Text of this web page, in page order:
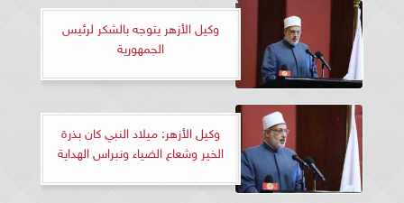
وكيل الأزهر يتوجه بالشكر لرئيس
الجمهورية
وكيل الأزهر: ميلاد النبي كان بذرة
الخير وشعاع الضياء ونبراس الهداية